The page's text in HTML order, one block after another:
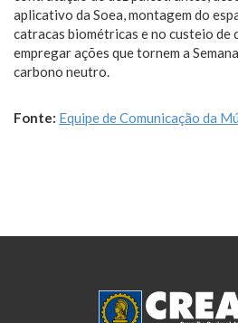
aplicativo da Soea, montagem do
catracas biométricas e no custeio de
empregar ações que tornem a
carbono neutro.
Fonte: Equipe de Comunicação da